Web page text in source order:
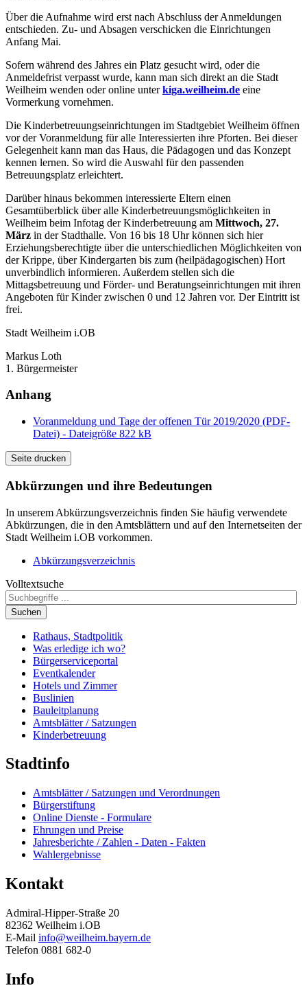
Über die Aufnahme wird erst nach Abschluss der Anmeldungen
entschieden. Zu- und Absagen verschicken die Einrichtungen
Anfang Mai.
Sofern während des Jahres ein Platz gesucht wird, oder die
Anmeldefrist verpasst wurde, kann man sich direkt an die Stadt
Weilheim wenden oder online unterkiga.weilheim.de eine
Vormerkung vornehmen.
Die Kinderbetreuungseinrichtungen im Stadtgebiet Weilheim öffnen
vor der Voranmeldung für alle Interessierten ihre Pforten. Bei dieser
Gelegenheit kann man das Haus, die Pädagogen und das Konzept
kennen lernen. So wird die Auswahl für den passenden
Betreuungsplatz erleichtert.
Darüber hinaus bekommen interessierte Eltern einen
Gesamtüberblick über alle Kinderbetreuungsmöglichkeiten in
Weilheim beim Infotag der Kinderbetreuung am Mittwoch, 27.
März in der Stadthalle. Von 16 bis 18 Uhr können sich hier
Erziehungsberechtigte über die unterschiedlichen Möglichkeiten von
der Krippe, über Kindergarten bis zum (heilpädagogischen) Hort
unverbindlich informieren. Außerdem stellen sich die
Mittagsbetreuung und Förder- und Beratungseinrichtungen mit ihren
Angeboten für Kinder zwischen 0 und 12 Jahren vor. Der Eintritt ist
frei.
Stadt Weilheim i.OB
Markus Loth
1. Bürgermeister
Anhang
Voranmeldung und Tage der offenen Tür 2019/2020 (PDF-
Datei) - Dateigröße 822 kB
Seite drucken
Abkürzungen und ihre Bedeutungen
In unserem Abkürzungsverzeichnis finden Sie häufig verwendete
Abkürzungen, die in den Amtsblättern und auf den Internetseiten der
Stadt Weilheim i.OB vorkommen.
Abkürzungsverzeichnis
Volltextsuche
Suchen
Rathaus, Stadtpolitik
Was erledige ich wo?
Bürgerserviceportal
Eventkalender
Hotels und Zimmer
Buslinien
Bauleitplanung
Amtsblätter / Satzungen
Kinderbetreuung
Stadtinfo
Amtsblätter / Satzungen und Verordnungen
Bürgerstiftung
Online Dienste - Formulare
Ehrungen und Preise
Jahresberichte / Zahlen - Daten - Fakten
Wahlergebnisse
Kontakt
Admiral-Hipper-Straße 20
82362 Weilheim i.OB
E-Mail info@weilheim.bayern.de
Telefon 0881 682-0
Info